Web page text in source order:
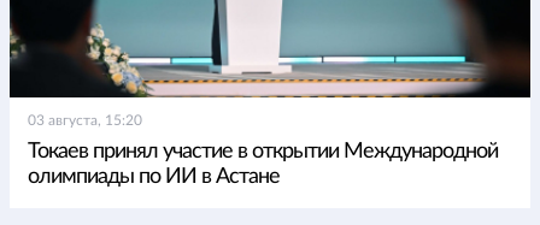
03 августа, 15:20
Токаев принял участие в открытии Международной
олимпиады по ИИ в Астане